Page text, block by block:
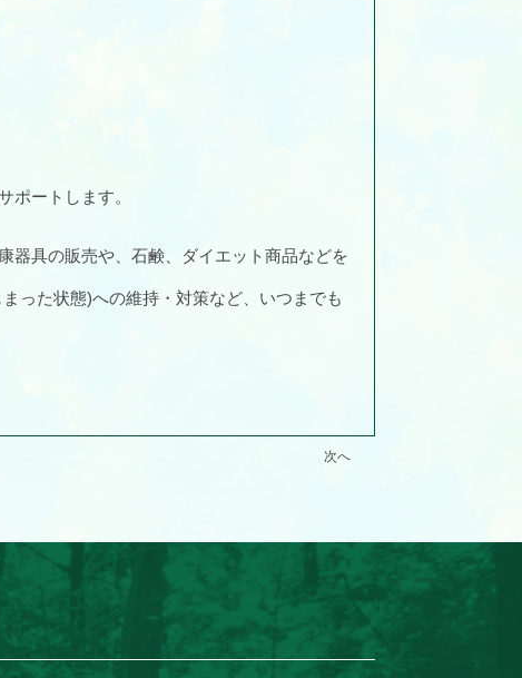
ポートします。
器具の販売や、石鹸、ダイエット商品などを
った状態)への維持・対策など、いつまでも
次へ